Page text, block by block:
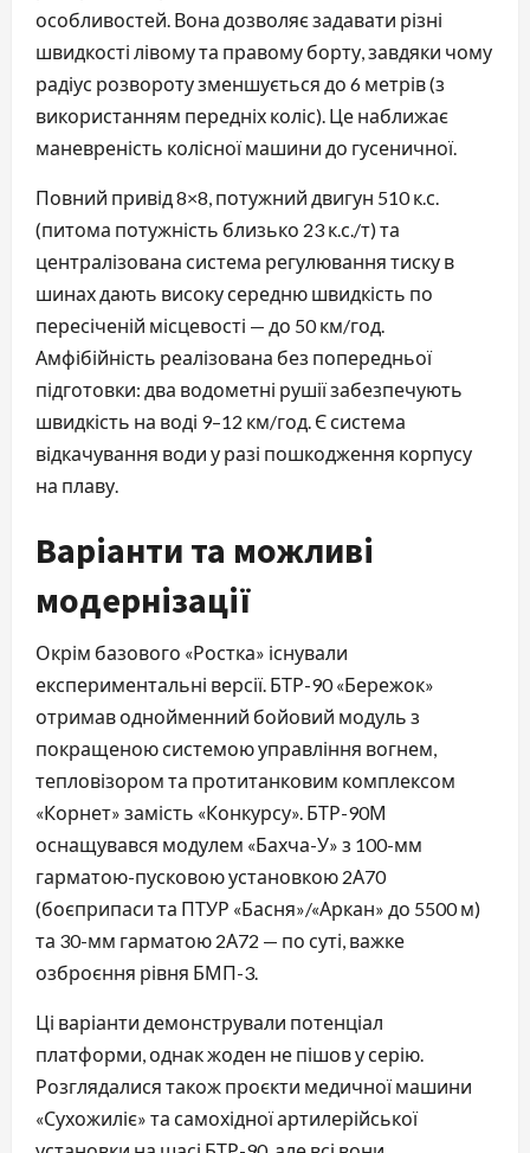
особливостей. Вона дозволяє задавати різні
швидкості лівому та правому борту, завдяки чому
радіус розвороту зменшується до 6 метрів (з
використанням передніх коліс). Це наближає
маневреність колісної машини до гусеничної.
Повний привід 8×8, потужний двигун 510 к.с.
(питома потужність близько 23 к.с./т) та
централізована система регулювання тиску в
шинах дають високу середню швидкість по
пересіченій місцевості — до 50 км/год.
Амфібійність реалізована без попередньої
підготовки: два водометні рушії забезпечують
швидкість на воді 9–12 км/год. Є система
відкачування води у разі пошкодження корпусу
на плаву.
Варіанти та можливі
модернізації
Окрім базового «Ростка» існували
експериментальні версії. БТР-90 «Бережок»
отримав однойменний бойовий модуль з
покращеною системою управління вогнем,
тепловізором та протитанковим комплексом
«Корнет» замість «Конкурсу». БТР-90М
оснащувався модулем «Бахча-У» з 100-мм
гарматою-пусковою установкою 2А70
(боєприпаси та ПТУР «Басня»/«Аркан» до 5500 м)
та 30-мм гарматою 2А72 — по суті, важке
озброєння рівня БМП-3.
Ці варіанти демонстрували потенціал
платформи, однак жоден не пішов у серію.
Розглядалися також проєкти медичної машини
«Сухожиліє» та самохідної артилерійської